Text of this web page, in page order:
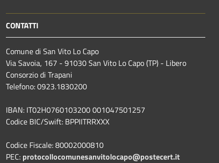
CONTATTI
Comune di San Vito Lo Capo
Via Savoia, 167 - 91030 San Vito Lo Capo (TP) - Libero
Consorzio di Trapani
Telefono: 0923.1830200
IBAN: IT02H0760103200 001047501257
Codice BIC/Swift: BPPIITRRXXX
Codice Fiscale: 80002000810
PEC: protocollocomunesanvitolocapo@postecert.it